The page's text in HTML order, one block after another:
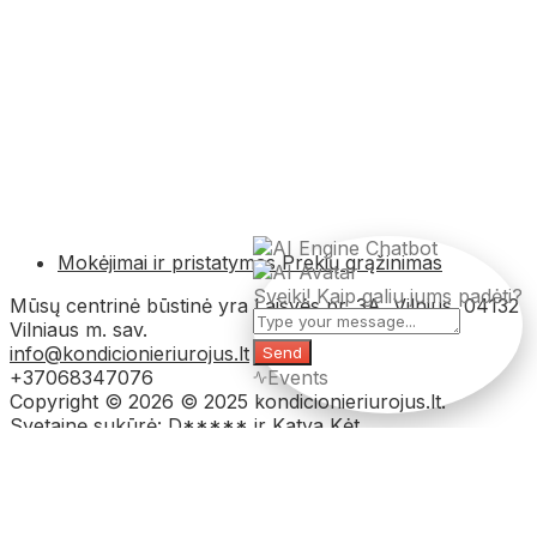
Mokėjimai ir pristatymas Prekių grąžinimas
Mūsų centrinė būstinė yra Laisvės pr. 3A, Vilnius, 04132
Vilniaus m. sav.
info@kondicionieriurojus.lt
+37068347076
Copyright © 2026 © 2025 kondicionieriurojus.lt.
Svetainę sukūrė: D***** ir Katya Kėt
Sveiki! Kaip galiu jums padėti?
Send
Events